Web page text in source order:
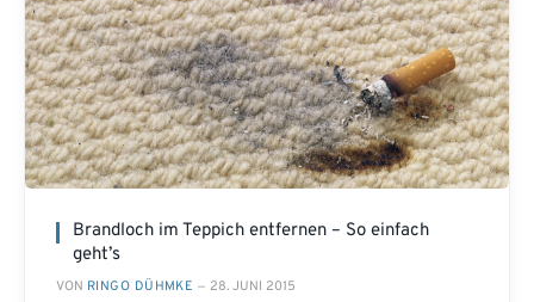
Brandloch im Teppich entfernen – So einfach
geht’s
VON RINGO DÜHMKE 28. JUNI 2015